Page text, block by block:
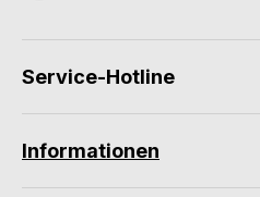
Service-Hotline
Informationen